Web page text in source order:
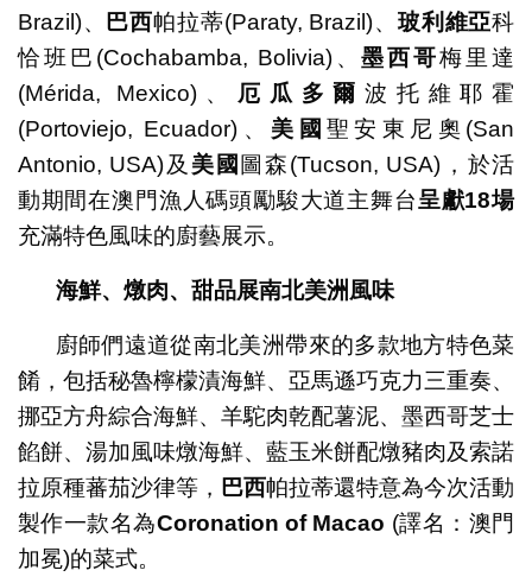
Brazil)、 巴西帕拉蒂(Paraty, Brazil)、 玻利維亞科
恰班巴(Cochabamba, Bolivia)、墨西哥梅里達
(Mérida, Mexico)、 厄瓜多爾波托維耶霍
(Portoviejo, Ecuador)、 美國聖安東尼奧(San
Antonio, USA)及 美國 圖森(Tucson, USA)，於活
動期間在澳門漁人碼頭勵駿大道主舞台呈獻18場
充滿特色風味的廚藝展示。
海鮮、燉肉、甜品展南北美洲風味
廚師們遠道從南北美洲帶來的多款地方特色菜
餚，包括秘魯檸檬漬海鮮、亞馬遜巧克力三重奏、
挪亞方舟綜合海鮮、羊駝肉乾配薯泥、墨西哥芝士
餡餅、湯加風味燉海鮮、藍玉米餅配燉豬肉及索諾
拉原種蕃茄沙律等， 巴西帕拉蒂還特意為今次活動
製作一款名為Coronation of Macao (譯名：澳門
加冕)的菜式。